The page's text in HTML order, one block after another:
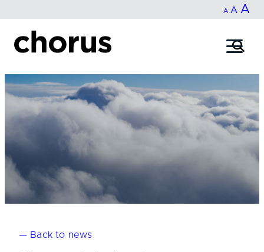
content
A Decrease
size.
A Reset
size.
A
— Back to news